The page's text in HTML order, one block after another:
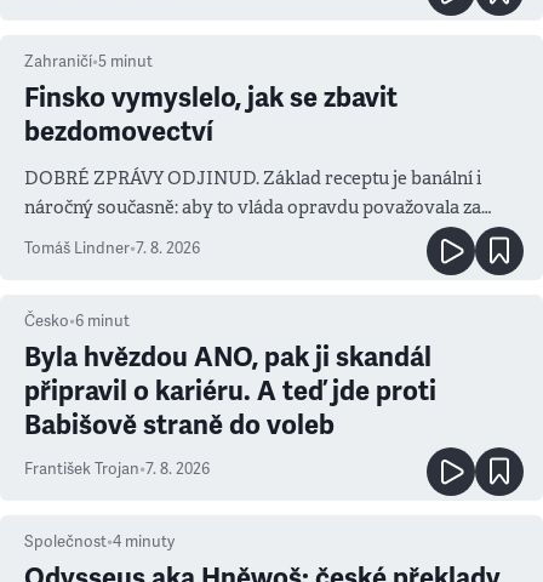
Zahraničí•5 minut
Finsko vymyslelo, jak se zbavit
bezdomovectví
DOBRÉ ZPRÁVY ODJINUD. Základ receptu je banální i
náročný současně: aby to vláda opravdu považovala za
prioritu
Tomáš Lindner•7. 8. 2026
Česko•6 minut
Byla hvězdou ANO, pak ji skandál
připravil o kariéru. A teď jde proti
Babišově straně do voleb
František Trojan•7. 8. 2026
Společnost•4 minuty